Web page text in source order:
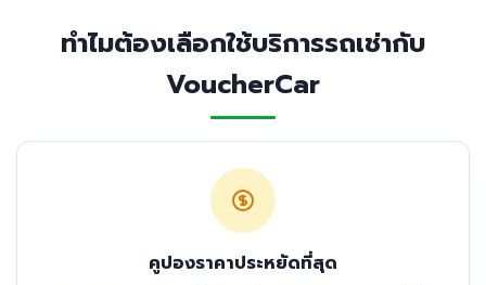
ทำไมต้องเลือกใช้บริการรถเช่ากับ
VoucherCar
คูปองราคาประหยัดที่สุด